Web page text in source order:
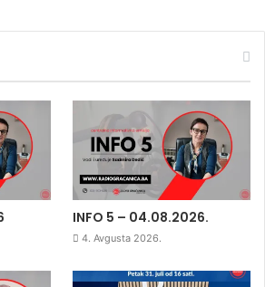
INFO 5 – 04.08.2026.
4. Avgusta 2026.